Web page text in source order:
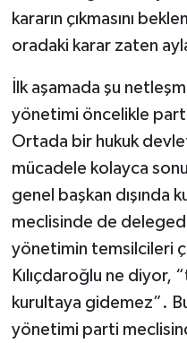
kararın çıkmasını
oradaki karar zaten
İlk aşamada şu
yönetimi öncelikle
Ortada bir hukuk
mücadele kolayca
genel başkan dışında
meclisinde de
yönetimin temsilcileri
Kılıçdaroğlu ne diyor,
kurultaya gidemez”.
yönetimi parti